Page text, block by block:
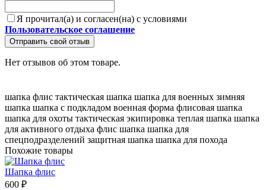
Я прочитал(а) и согласен(на) с условиями
Пользовательское соглашение
Отправить свой отзыв
Нет отзывов об этом товаре.
шапка флис тактическая шапка шапка для военных зимняя
шапка шапка с подкладом военная форма флисовая шапка
шапка для охоты тактическая экипировка теплая шапка шапка
для активного отдыха флис шапка шапка для
спецподразделений защитная шапка шапка для похода
Похожие товары
Шапка флис
600 ₽